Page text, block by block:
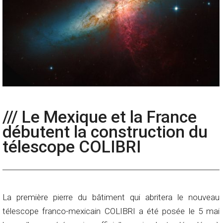
/// Le Mexique et la France
débutent la construction du
télescope COLIBRI
La première pierre du bâtiment qui abritera le nouveau
télescope franco-mexicain COLIBRI a été posée le 5 mai